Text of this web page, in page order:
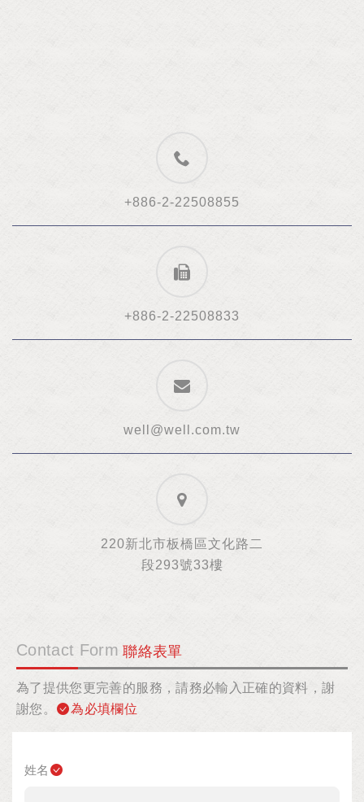
+886-2-22508855
+886-2-22508833
well@well.com.tw
220新北市板橋區文化路二
段293號33樓
Contact Form 聯絡表單
為了提供您更完善的服務，請務必輸入正確的資料，謝
謝您。
為必填欄位
姓名